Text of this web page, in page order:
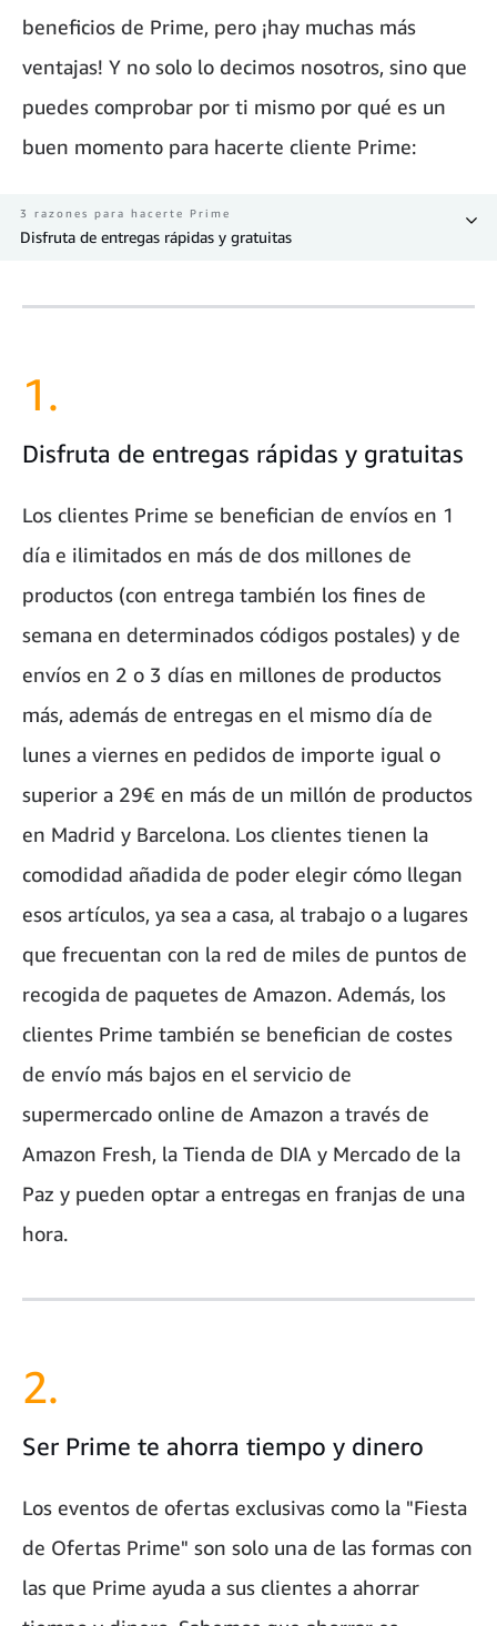
beneficios de Prime, pero ¡hay muchas más
ventajas! Y no solo lo decimos nosotros, sino que
puedes comprobar por ti mismo por qué es un
buen momento para hacerte cliente Prime:
3 razones para hacerte Prime
Disfruta de entregas rápidas y gratuitas
1.
Disfruta de entregas rápidas y gratuitas
Los clientes Prime se benefician de envíos en 1
día e ilimitados en más de dos millones de
productos (con entrega también los fines de
semana en determinados códigos postales) y de
envíos en 2 o 3 días en millones de productos
más, además de entregas en el mismo día de
lunes a viernes en pedidos de importe igual o
superior a 29€ en más de un millón de productos
en Madrid y Barcelona. Los clientes tienen la
comodidad añadida de poder elegir cómo llegan
esos artículos, ya sea a casa, al trabajo o a lugares
que frecuentan con la red de miles de puntos de
recogida de paquetes de Amazon. Además, los
clientes Prime también se benefician de costes
de envío más bajos en el servicio de
supermercado online de Amazon a través de
Amazon Fresh, la Tienda de DIA y Mercado de la
Paz y pueden optar a entregas en franjas de una
hora.
2.
Ser Prime te ahorra tiempo y dinero
Los eventos de ofertas exclusivas como la "Fiesta
de Ofertas Prime" son solo una de las formas con
las que Prime ayuda a sus clientes a ahorrar